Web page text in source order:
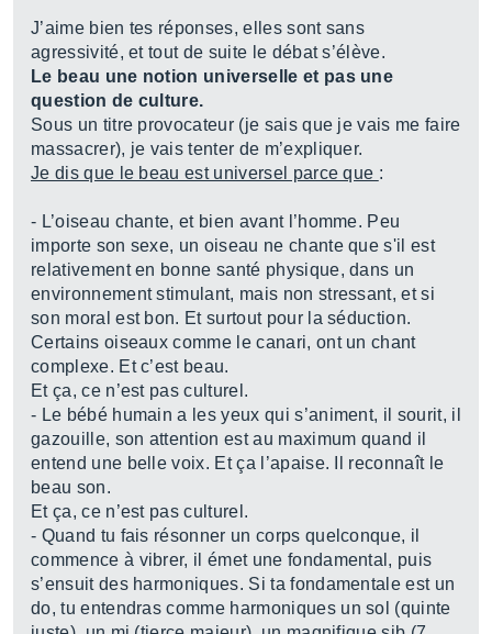
J’aime bien tes réponses, elles sont sans
agressivité, et tout de suite le débat s’élève.
Le beau une notion universelle et pas une
question de culture.
Sous un titre provocateur (je sais que je vais me faire
massacrer), je vais tenter de m’expliquer.
Je dis que le beau est universel parce que :
- L’oiseau chante, et bien avant l’homme. Peu
importe son sexe, un oiseau ne chante que s'il est
relativement en bonne santé physique, dans un
environnement stimulant, mais non stressant, et si
son moral est bon. Et surtout pour la séduction.
Certains oiseaux comme le canari, ont un chant
complexe. Et c’est beau.
Et ça, ce n’est pas culturel.
- Le bébé humain a les yeux qui s’animent, il sourit, il
gazouille, son attention est au maximum quand il
entend une belle voix. Et ça l’apaise. Il reconnaît le
beau son.
Et ça, ce n’est pas culturel.
- Quand tu fais résonner un corps quelconque, il
commence à vibrer, il émet une fondamental, puis
s’ensuit des harmoniques. Si ta fondamentale est un
do, tu entendras comme harmoniques un sol (quinte